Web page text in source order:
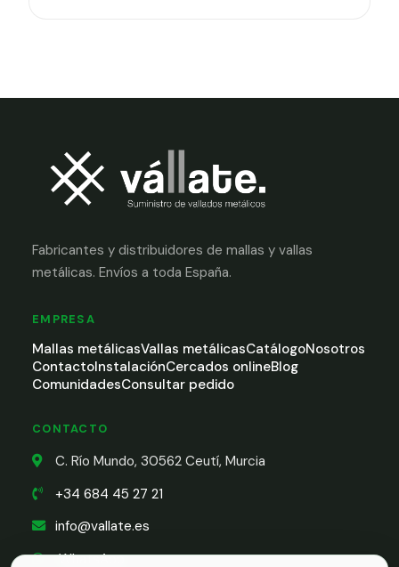
Fabricantes y distribuidores de mallas y vallas
metálicas. Envíos a toda España.
EMPRESA
Mallas metálicasVallas metálicasCatálogoNosotros
ContactoInstalaciónCercados onlineBlog
ComunidadesConsultar pedido
CONTACTO
C. Río Mundo, 30562 Ceutí, Murcia
+34 684 45 27 21
info@vallate.es
WhatsApp